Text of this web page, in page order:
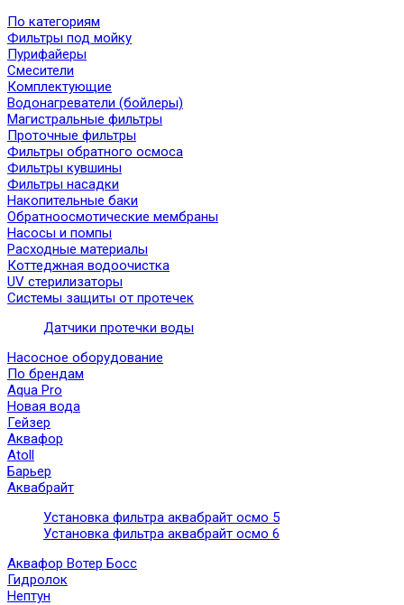
По категориям
Фильтры под мойку
Пурифайеры
Смесители
Комплектующие
Водонагреватели (бойлеры)
Магистральные фильтры
Проточные фильтры
Фильтры обратного осмоса
Фильтры кувшины
Фильтры насадки
Накопительные баки
Обратноосмотические мембраны
Насосы и помпы
Расходные материалы
Коттеджная водоочистка
UV стерилизаторы
Системы защиты от протечек
Датчики протечки воды
Насосное оборудование
По брендам
Aqua Pro
Новая вода
Гейзер
Аквафор
Atoll
Барьер
Аквабрайт
Установка фильтра аквабрайт осмо 5
Установка фильтра аквабрайт осмо 6
Аквафор Вотер Босс
Гидролок
Нептун